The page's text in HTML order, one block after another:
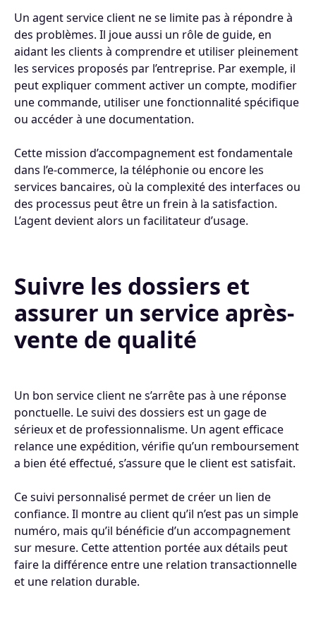
Un agent service client ne se limite pas à répondre à
des problèmes. Il joue aussi un rôle de guide, en
aidant les clients à comprendre et utiliser pleinement
les services proposés par l’entreprise. Par exemple, il
peut expliquer comment activer un compte, modifier
une commande, utiliser une fonctionnalité spécifique
ou accéder à une documentation.
Cette mission d’accompagnement est fondamentale
dans l’e-commerce, la téléphonie ou encore les
services bancaires, où la complexité des interfaces ou
des processus peut être un frein à la satisfaction.
L’agent devient alors un facilitateur d’usage.
Suivre les dossiers et
assurer un service après-
vente de qualité
Un bon service client ne s’arrête pas à une réponse
ponctuelle. Le suivi des dossiers est un gage de
sérieux et de professionnalisme. Un agent efficace
relance une expédition, vérifie qu’un remboursement
a bien été effectué, s’assure que le client est satisfait.
Ce suivi personnalisé permet de créer un lien de
confiance. Il montre au client qu’il n’est pas un simple
numéro, mais qu’il bénéficie d’un accompagnement
sur mesure. Cette attention portée aux détails peut
faire la différence entre une relation transactionnelle
et une relation durable.